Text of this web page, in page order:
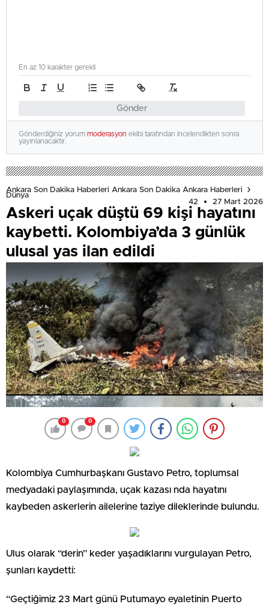
Gönder
En az 10 karakter gerekli
Gönderdiğiniz yorum moderasyon ekibi tarafından incelendikten sonra
yayınlanacaktır.
Ankara Son Dakika Haberleri Ankara Son Dakika Ankara Haberleri
Dünya
42
27 Mart 2026
Askeri uçak düştü 69 kişi hayatını
kaybetti. Kolombiya’da 3 günlük
ulusal yas ilan edildi
0 0
Kolombiya Cumhurbaşkanı Gustavo Petro, toplumsal
medyadaki paylaşımında, uçak kazası nda hayatını
kaybeden askerlerin ailelerine taziye dileklerinde bulundu.
Ulus olarak “derin” keder yaşadıklarını vurgulayan Petro,
şunları kaydetti:
“Geçtiğimiz 23 Mart günü Putumayo eyaletinin Puerto